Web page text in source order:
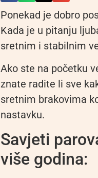
Ponekad je dobro
Kada je u pitanju
sretnim i stabilnim
Ako ste na početku
znate radite li sve
sretnim brakovima
nastavku.
Savjeti
više godina: